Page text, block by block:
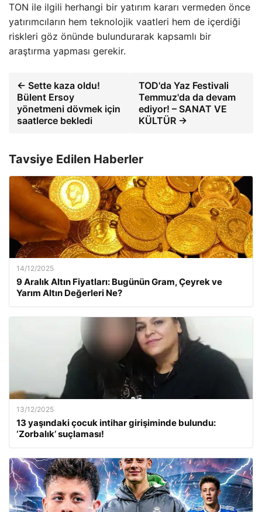
TON ile ilgili herhangi bir yatırım kararı vermeden önce
yatırımcıların hem teknolojik vaatleri hem de içerdiği
riskleri göz önünde bulundurarak kapsamlı bir
araştırma yapması gerekir.
← Sette kaza oldu!
Bülent Ersoy
yönetmeni dövmek için
saatlerce bekledi
TOD'da Yaz Festivali
Temmuz'da da devam
ediyor! – SANAT VE
KÜLTÜR →
Tavsiye Edilen Haberler
14/12/2025
9 Aralık Altın Fiyatları: Bugünün Gram, Çeyrek ve
Yarım Altın Değerleri Ne?
13/12/2025
13 yaşındaki çocuk intihar girişiminde bulundu:
‘Zorbalık’ suçlaması!